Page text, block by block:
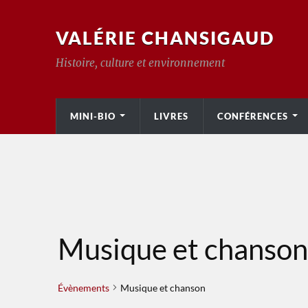
VALÉRIE CHANSIGAUD
Histoire, culture et environnement
MINI-BIO LIVRES CONFÉRENCES
Musique et chanson
Évènements Musique et chanson